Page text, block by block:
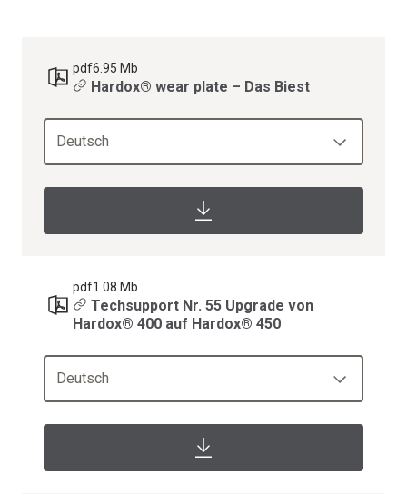
pdf6.95 Mb
Hardox® wear plate – Das Biest
Deutsch
pdf1.08 Mb
Techsupport Nr. 55 Upgrade von
Hardox® 400 auf Hardox® 450
Deutsch